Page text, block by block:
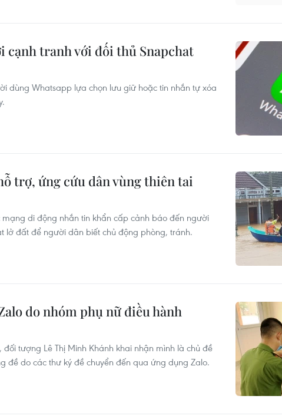
cạnh tranh với đối thủ Snapchat
dùng Whatsapp lựa chọn lưu giữ hoặc tin nhắn tự xóa
trợ, ứng cứu dân vùng thiên tai
di động nhắn tin khẩn cấp cảnh báo đến người
lở đất để người dân biết chủ động phòng, tránh.
do nhóm phụ nữ điều hành
tượng Lê Thị Minh Khánh khai nhận mình là chủ đề
đề do các thư ký đề chuyển đến qua ứng dụng Zalo.